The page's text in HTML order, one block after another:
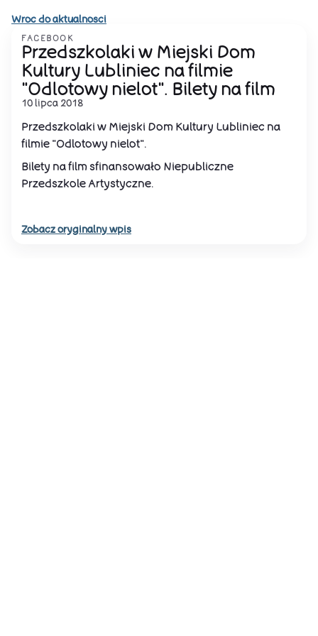
Wroc do aktualnosci
FACEBOOK
Przedszkolaki w Miejski Dom
Kultury Lubliniec na filmie
"Odlotowy nielot". Bilety na film
10 lipca 2018
Przedszkolaki w Miejski Dom Kultury Lubliniec na
filmie "Odlotowy nielot".
Bilety na film sfinansowało Niepubliczne
Przedszkole Artystyczne.
Zobacz oryginalny wpis